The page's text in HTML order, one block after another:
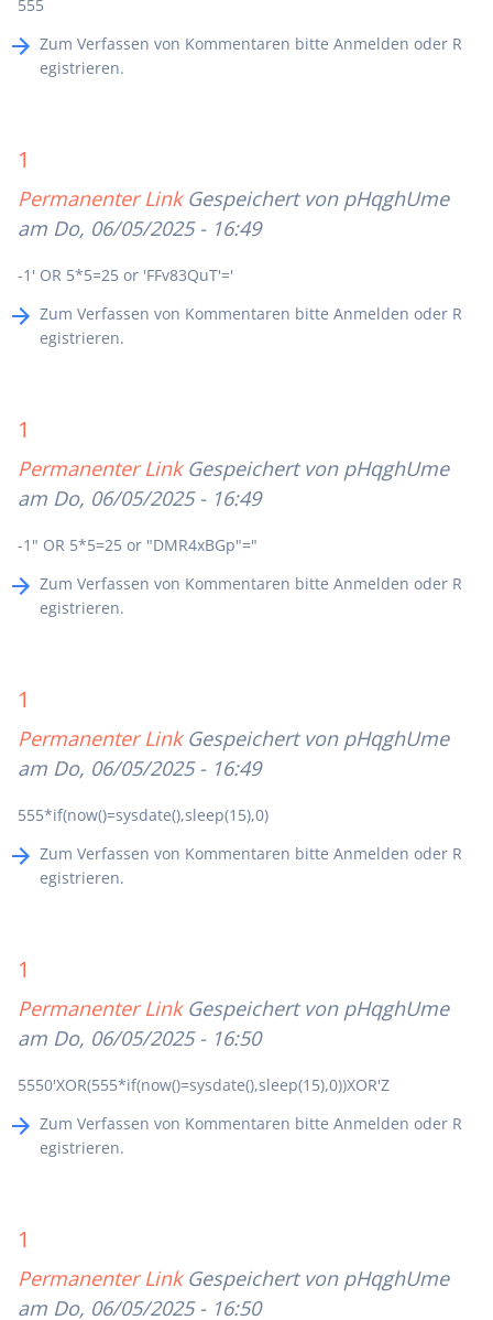
555
Zum Verfassen von Kommentaren bitte Anmelden oder R
egistrieren.
1
Permanenter Link Gespeichert von pHqghUme
am Do, 06/05/2025 - 16:49
-1' OR 5*5=25 or 'FFv83QuT'='
Zum Verfassen von Kommentaren bitte Anmelden oder R
egistrieren.
1
Permanenter Link Gespeichert von pHqghUme
am Do, 06/05/2025 - 16:49
-1" OR 5*5=25 or "DMR4xBGp"="
Zum Verfassen von Kommentaren bitte Anmelden oder R
egistrieren.
1
Permanenter Link Gespeichert von pHqghUme
am Do, 06/05/2025 - 16:49
555*if(now()=sysdate(),sleep(15),0)
Zum Verfassen von Kommentaren bitte Anmelden oder R
egistrieren.
1
Permanenter Link Gespeichert von pHqghUme
am Do, 06/05/2025 - 16:50
5550'XOR(555*if(now()=sysdate(),sleep(15),0))XOR'Z
Zum Verfassen von Kommentaren bitte Anmelden oder R
egistrieren.
1
Permanenter Link Gespeichert von pHqghUme
am Do, 06/05/2025 - 16:50